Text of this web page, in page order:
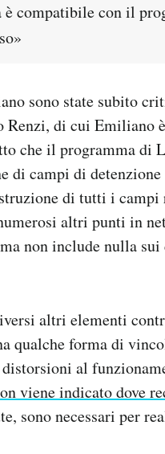
è compatibile con il
sono state subito
Renzi, di cui
che il programma di
di campi di
di tutti i
altri punti in
non include nulla
altri elementi
qualche forma di
al
viene indicato dove
sono necessari per